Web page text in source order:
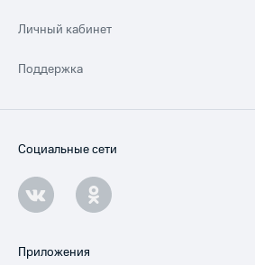
Личный кабинет
Поддержка
Социальные сети
Приложения